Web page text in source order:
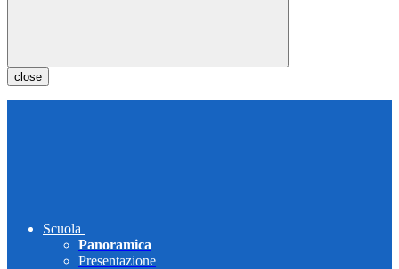
close
Scuola
Panoramica
Presentazione